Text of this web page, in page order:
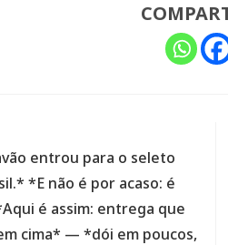
entrou para o seleto
*E não é por acaso: é
é assim: entrega que
cima* — *dói em poucos,